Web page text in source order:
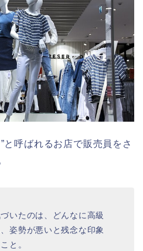
と呼ばれるお店で販売員をさ
いたのは、どんなに高級
姿勢が悪いと残念な印象
と。